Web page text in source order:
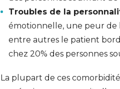
Troubles de la
émotionnelle, une peur de
entre autres le patient
chez 20% des personnes
La plupart de ces